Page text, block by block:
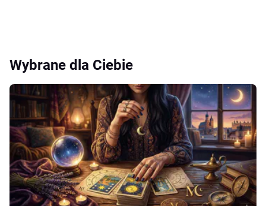
Wybrane dla Ciebie